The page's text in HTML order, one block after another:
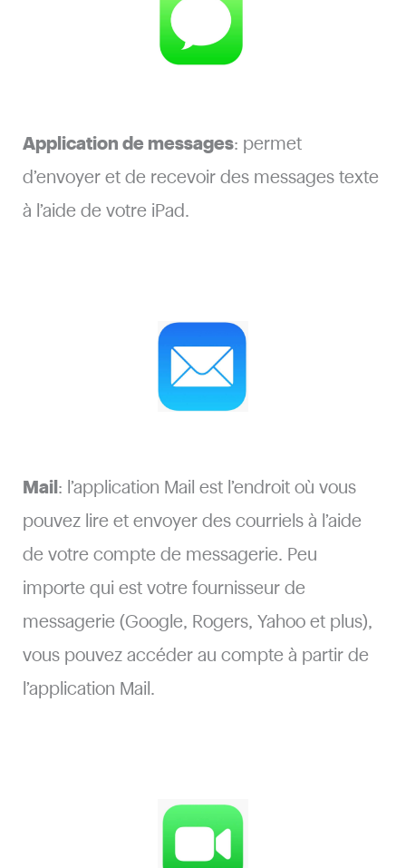
Application de messages: permet
d’envoyer et de recevoir des messages texte
à l’aide de votre iPad.
Mail : l’application Mail est l’endroit où vous
pouvez lire et envoyer des courriels à l’aide
de votre compte de messagerie. Peu
importe qui est votre fournisseur de
messagerie (Google, Rogers, Yahoo et plus),
vous pouvez accéder au compte à partir de
l’application Mail.